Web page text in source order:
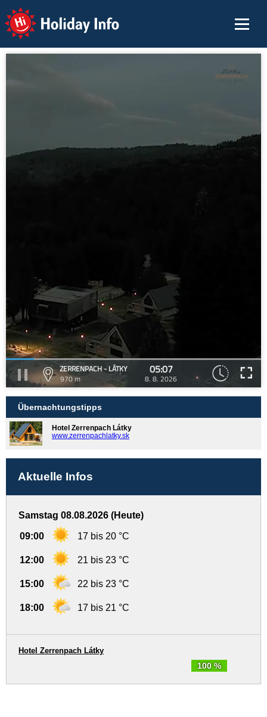
Holiday Info
ZERRENPACH - LÁTKY
970 m
05:07
8. 8. 2026
Übernachtungstipps
Hotel Zerrenpach Látky
www.zerrenpachlatky.sk
Aktuelle Infos
Samstag 08.08.2026 (Heute)
09:00 17 bis 20 °C
12:00 21 bis 23 °C
15:00 22 bis 23 °C
18:00 17 bis 21 °C
100 %
Hotel Zerrenpach Látky